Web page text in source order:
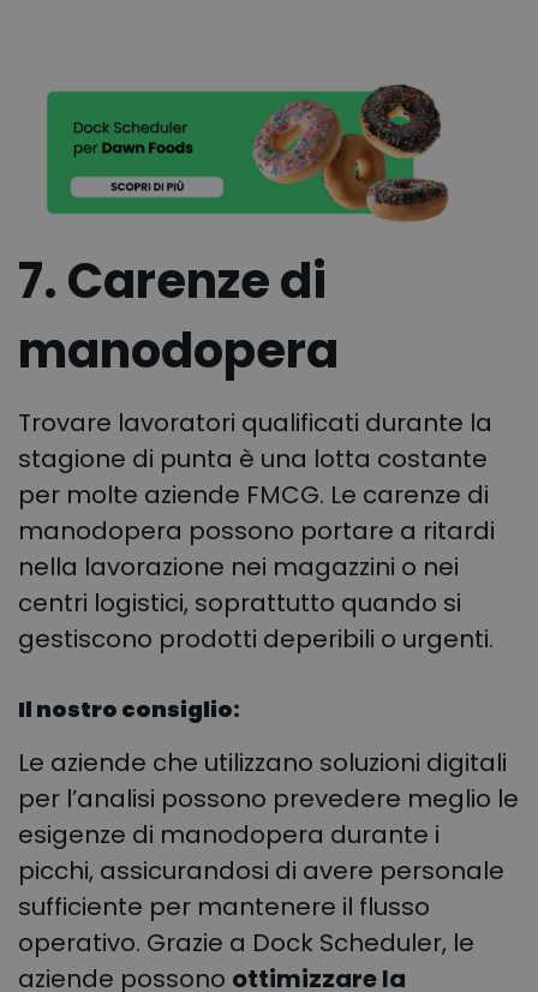
7. Carenze di
manodopera
Trovare lavoratori qualificati durante la
stagione di punta è una lotta costante
per molte aziende FMCG. Le carenze di
manodopera possono portare a ritardi
nella lavorazione nei magazzini o nei
centri logistici, soprattutto quando si
gestiscono prodotti deperibili o urgenti.
Il nostro consiglio:
Le aziende che utilizzano soluzioni digitali
per l’analisi possono prevedere meglio le
esigenze di manodopera durante i
picchi, assicurandosi di avere personale
sufficiente per mantenere il flusso
operativo. Grazie a Dock Scheduler, le
aziende possono ottimizzare la